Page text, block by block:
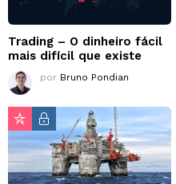
Trading – O dinheiro fácil
mais difícil que existe
por Bruno Pondian